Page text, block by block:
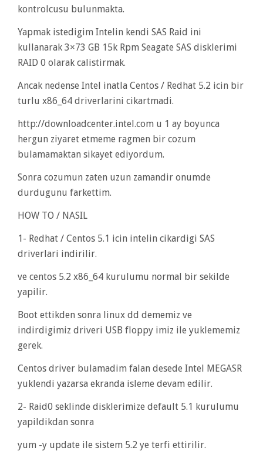
kontrolcusu bulunmakta.
Yapmak istedigim Intelin kendi SAS Raid ini
kullanarak 3×73 GB 15k Rpm Seagate SAS disklerimi
RAID 0 olarak calistirmak.
Ancak nedense Intel inatla Centos / Redhat 5.2 icin bir
turlu x86_64 driverlarini cikartmadi.
http://downloadcenter.intel.com u 1 ay boyunca
hergun ziyaret etmeme ragmen bir cozum
bulamamaktan sikayet ediyordum.
Sonra cozumun zaten uzun zamandir onumde
durdugunu farkettim.
HOW TO / NASIL
1- Redhat / Centos 5.1 icin intelin cikardigi SAS
driverlari indirilir.
ve centos 5.2 x86_64 kurulumu normal bir sekilde
yapilir.
Boot ettikden sonra linux dd dememiz ve
indirdigimiz driveri USB floppy imiz ile yuklememiz
gerek.
Centos driver bulamadim falan desede Intel MEGASR
yuklendi yazarsa ekranda isleme devam edilir.
2- Raid0 seklinde disklerimize default 5.1 kurulumu
yapildikdan sonra
yum -y update ile sistem 5.2 ye terfi ettirilir.